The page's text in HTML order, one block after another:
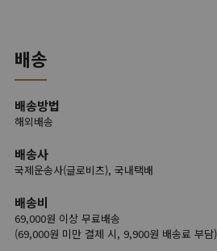
배송
배송방법
해외배송
배송사
국제운송사(글로비츠), 국내택배
배송비
69,000원 이상 무료배송
(69,000원 미만 결제 시, 9,900원 배송료 부담)